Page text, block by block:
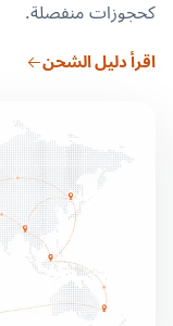
كحجوزات منفصلة.
اقرأ دليل الشحن